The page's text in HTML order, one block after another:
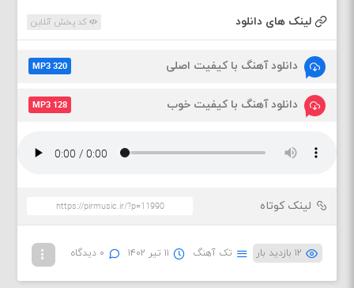
لینک های دانلود کد پخش آنلاین
دانلود آهنگ با کیفیت اصلی MP3 320
دانلود آهنگ با کیفیت خوب MP3 128
لینک کوتاه
۱۲ بازدید بار تک آهنگ ۱۱ تیر ۱۴۰۲ ۰ دیدگاه